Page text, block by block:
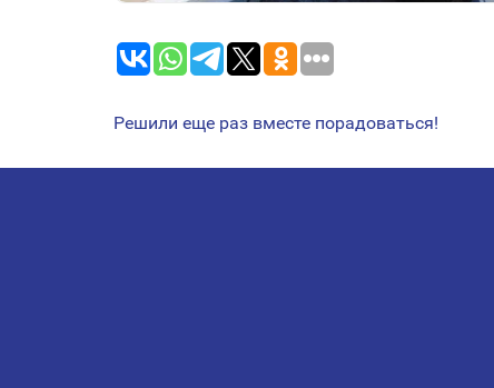
НАВИГАЦИЯ
ПО
Решили еще раз вместе порадоваться!